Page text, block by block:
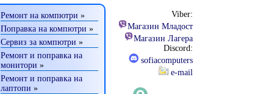
Ремонт на компютри »
Поправка на компютри »
Сервиз за компютри »
Ремонт и поправка на
монитори »
Ремонт и поправка на
лаптопи »
Viber:
Магазин Младост
Магазин Лагера
Discord:
sofiacomputers
e-mail